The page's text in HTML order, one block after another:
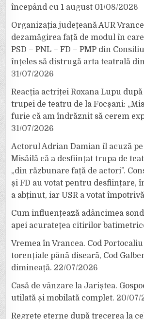
începând cu 1 august 01/08/2026
Organizația județeană AUR
dezamăgirea față de modul în
PSD – PNL – FD – PMP din
înțeles să distrugă arta teatrală
31/07/2026
Reacția actriței Roxana Lupu
trupei de teatru de la Focșani:
furie că am îndrăznit să cerem
31/07/2026
Actorul Adrian Damian îl acuză
Misăilă că a desființat trupa de
„din răzbunare față de actori”.
și FD au votat pentru desființare,
a abținut, iar USR a votat
Cum influențează adâncimea
apei acuratețea citirilor
Vremea în Vrancea. Cod
torențiale până diseară, Cod
dimineață. 22/07/2026
Casă de vânzare la Jariștea.
utilată și mobilată complet. 20/07/
Regrete eterne după trecerea la